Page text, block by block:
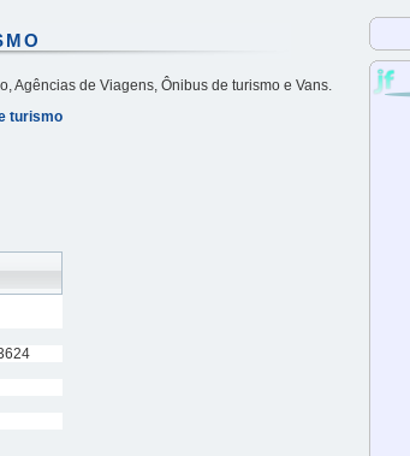
Agências de Viagens, Ônibus de turismo e Vans.
turismo